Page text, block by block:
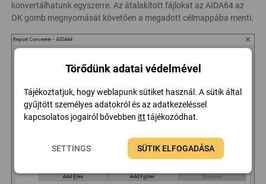
konvertálhatunk egyszerre. Az átalakított fájlokat az AIDA64 az
OK gomb megnyomását követően a megadott célmappába menti.
Törődünk adatai védelmével
Tájékoztatjuk, hogy weblapunk sütiket használ. A sütik által
gyűjtött személyes adatokról és az adatkezeléssel
kapcsolatos jogairól bővebben itt tájékozódhat.
SETTINGS SÜTIK ELFOGADÁSA